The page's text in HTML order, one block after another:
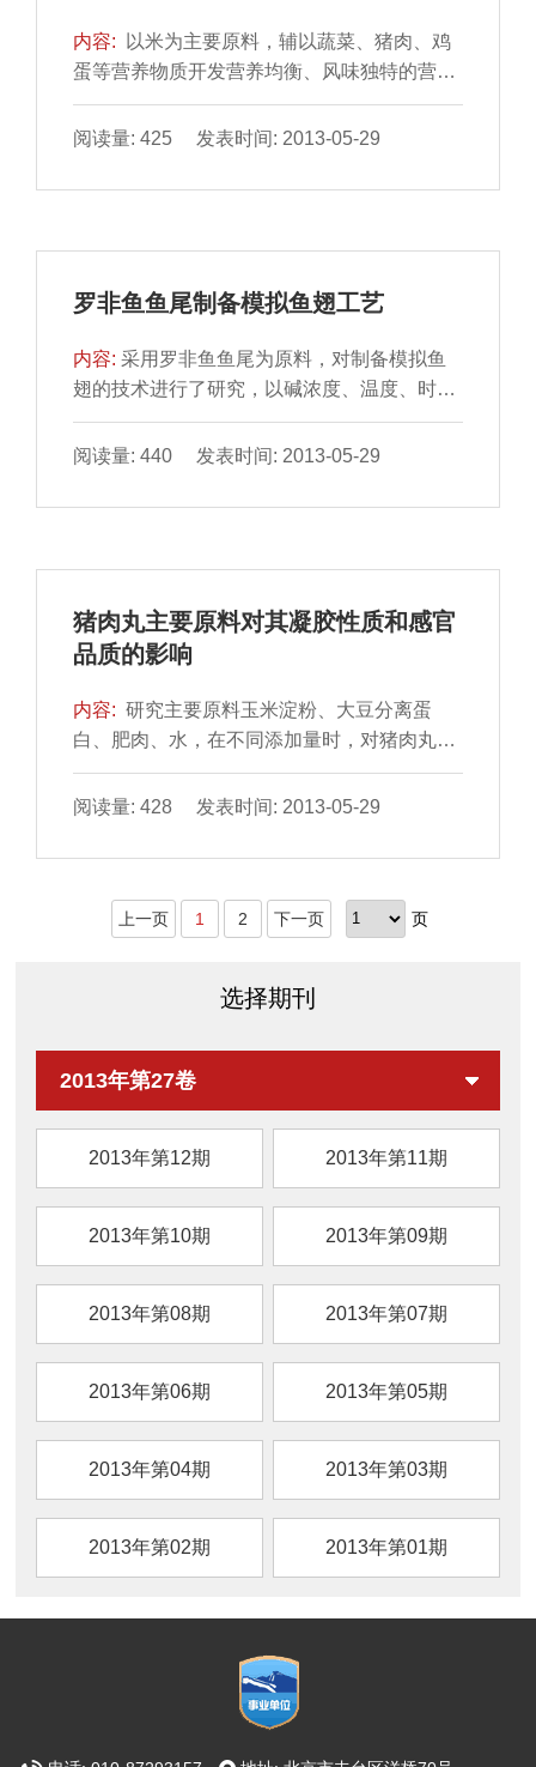
内容:
以米为主要原料，辅以蔬菜、猪肉、鸡
蛋等营养物质开发营养均衡、风味独特的营养
快餐产品。通过单因素试验，探究米、香菇、
胡萝卜、山药的加量，糯米粳米比及蒸煮时间
量，糯米、粳米的添加比对产品的感官品质影
米比为1.5:1；通过正交试验，借助因子分析和
选，得出米、胡萝卜、香菇的理想添加量分别
阅读量: 425 发表时间: 2013-05-29
罗非鱼鱼尾制备模拟鱼翅工艺
内容:采用罗非鱼鱼尾为原料，对制备模拟鱼
翅的技术进行了研究，以碱浓度、温度、时间
和料液比为考察因素，取翅程度和柔韧性为考
察指标，采用正交实验法对主要工艺参数进行
备，最佳取翅工艺为：温度45℃，料液比
软化工艺为：冰乙酸浓度0.125mol/L，温度
翅与市场上的散鱼翅的品质非常相似。
阅读量: 440 发表时间: 2013-05-29
猪肉丸主要原料对其凝胶性质和感官
品质的影响
内容: 研究主要原料玉米淀粉、大豆分离蛋
白、肥肉、水，在不同添加量时，对猪肉丸凝
胶性质中硬度、弹性、黏聚性、咀嚼性、蒸煮
损失率和感官品质的影响。通过质构分析和感
猪肉丸的硬度、弹性、黏聚性、咀嚼性、蒸煮
最高；大豆分离蛋白的不同添加量对猪肉丸的
阅读量: 428 发表时间: 2013-05-29
上一页 1 2 下一页 页
选择期刊
2013年第27卷
2013年第12期 2013年第11期
2013年第10期 2013年第09期
2013年第08期 2013年第07期
2013年第06期 2013年第05期
2013年第04期 2013年第03期
2013年第02期 2013年第01期